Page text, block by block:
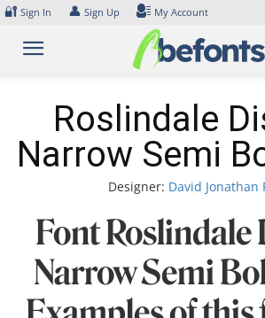
Skip
content
🔐 Sign In 👤 Sign Up My Account
Roslindale
Narrow Semi
Designer: David Jonathan
Font Roslindale
Narrow Semi